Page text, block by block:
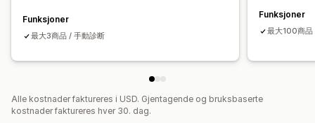
Funksjoner
最大3商品 / 手動診断
Funksjoner
最大100商品
Alle kostnader faktureres i USD. Gjentagende og bruksbaserte
kostnader faktureres hver 30. dag.